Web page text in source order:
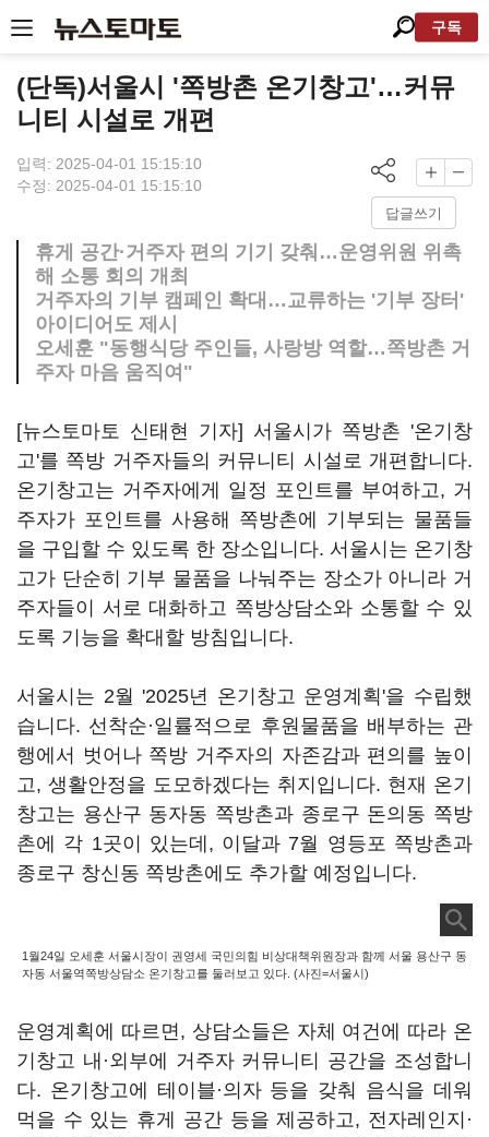
구독
(단독)서울시 '쪽방촌 온기창고'…커뮤
니티 시설로 개편
입력: 2025-04-01 15:15:10
수정: 2025-04-01 15:15:10
답글쓰기
휴게 공간·거주자 편의 기기 갖춰…운영위원 위촉
해 소통 회의 개최
거주자의 기부 캠페인 확대…교류하는 '기부 장터'
아이디어도 제시
오세훈 "동행식당 주인들, 사랑방 역할…쪽방촌 거
주자 마음 움직여"
[뉴스토마토 신태현 기자] 서울시가 쪽방촌 '온기창
고'를 쪽방 거주자들의 커뮤니티 시설로 개편합니다.
온기창고는 거주자에게 일정 포인트를 부여하고, 거
주자가 포인트를 사용해 쪽방촌에 기부되는 물품들
을 구입할 수 있도록 한 장소입니다. 서울시는 온기창
고가 단순히 기부 물품을 나눠주는 장소가 아니라 거
주자들이 서로 대화하고 쪽방상담소와 소통할 수 있
도록 기능을 확대할 방침입니다.
서울시는 2월 '2025년 온기창고 운영계획'을 수립했
습니다. 선착순·일률적으로 후원물품을 배부하는 관
행에서 벗어나 쪽방 거주자의 자존감과 편의를 높이
고, 생활안정을 도모하겠다는 취지입니다. 현재 온기
창고는 용산구 동자동 쪽방촌과 종로구 돈의동 쪽방
촌에 각 1곳이 있는데, 이달과 7월 영등포 쪽방촌과
종로구 창신동 쪽방촌에도 추가할 예정입니다.
1월24일 오세훈 서울시장이 권영세 국민의힘 비상대책위원장과 함께 서울 용산구 동
자동 서울역쪽방상담소 온기창고를 둘러보고 있다. (사진=서울시)
운영계획에 따르면, 상담소들은 자체 여건에 따라 온
기창고 내·외부에 거주자 커뮤니티 공간을 조성합니
다. 온기창고에 테이블·의자 등을 갖춰 음식을 데워
먹을 수 있는 휴게 공간 등을 제공하고, 전자레인지·